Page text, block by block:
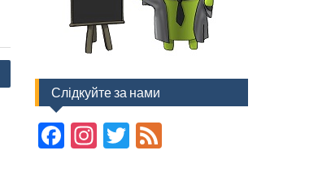
Слідкуйте за нами
F In T F